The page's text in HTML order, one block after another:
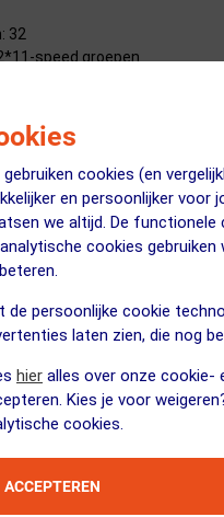
gebruiken cookies (en
en persoonlijker voor
we altijd. De
cookies
de persoonlijke cookie
laten zien, die nog
hier alles over onze cookie-
Kies je voor
cookies.
ACCEPTEREN
32
speed groepen
JE VRAAG
SRAMRival22 Achterderailleur
Medium Kooi Zwart.
mogelijk antwoorden.